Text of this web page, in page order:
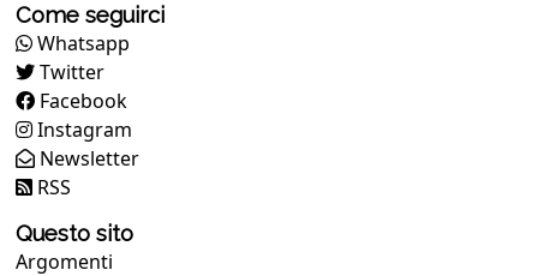
Come seguirci
Whatsapp
Twitter
Facebook
Instagram
Newsletter
RSS
Questo sito
Argomenti